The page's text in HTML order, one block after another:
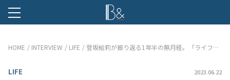
HOME INTERVIEW LIFE 登坂絵莉が振り返る1年半の無月経。「ライフプランまで見据えた向き合い方を」【PR】
LIFE 2023.06.22